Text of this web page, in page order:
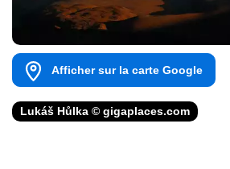
Afficher sur la carte Google
Lukáš Hůlka © gigaplaces.com